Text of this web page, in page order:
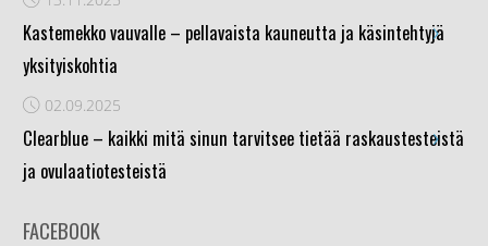
Kastemekko vauvalle – pellavaista kauneutta ja käsintehtyjä
yksityiskohtia
›
02.09.2025
Clearblue – kaikki mitä sinun tarvitsee tietää raskaustesteistä
ja ovulaatiotesteistä
›
FACEBOOK